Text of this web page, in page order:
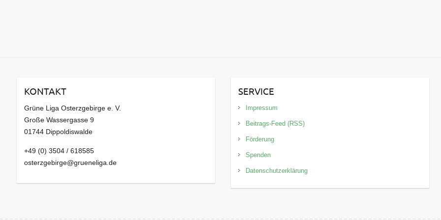
KONTAKT
Grüne Liga Osterzgebirge e. V.
Große Wassergasse 9
01744 Dippoldiswalde
+49 (0) 3504 / 618585
osterzgebirge@grueneliga.de
SERVICE
Impressum
Beitrags-Feed (RSS)
Förderung
Spenden
Datenschutzerklärung